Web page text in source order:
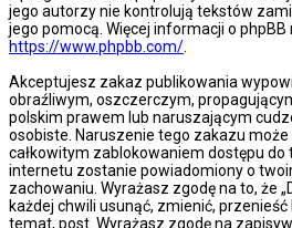
jego autorzy nie kontrolują tekstów
jego pomocą. Więcej informacji o
https://www.phpbb.com/
Akceptujesz zakaz publikowania
obraźliwym, oszczerczym,
polskim prawem lub naruszającym
osobiste. Naruszenie tego zakazu
całkowitym zablokowaniem dostępu
internetu zostanie powiadomiony o
zachowaniu. Wyrażasz zgodę na to, że
każdej chwili usunąć, zmienić,
temat, post. Wyrażasz zgodę na